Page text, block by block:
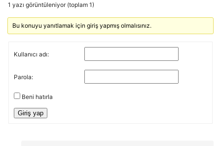
1 yazı görüntüleniyor (toplam 1)
Bu konuyu yanıtlamak için giriş yapmış olmalısınız.
Kullanıcı adı:
Parola:
Beni hatırla
Giriş yap